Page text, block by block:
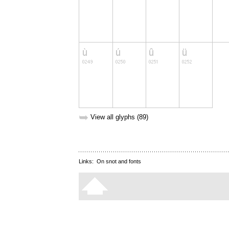
➥ View all glyphs (89)
Links: On snot and fonts